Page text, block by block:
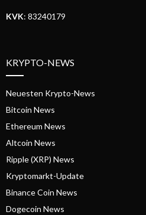
KVK: 83240179
KRYPTO-NEWS
Neuesten Krypto-News
Bitcoin News
Ethereum News
Altcoin News
Ripple (XRP) News
Kryptomarkt-Update
Binance Coin News
Dogecoin News